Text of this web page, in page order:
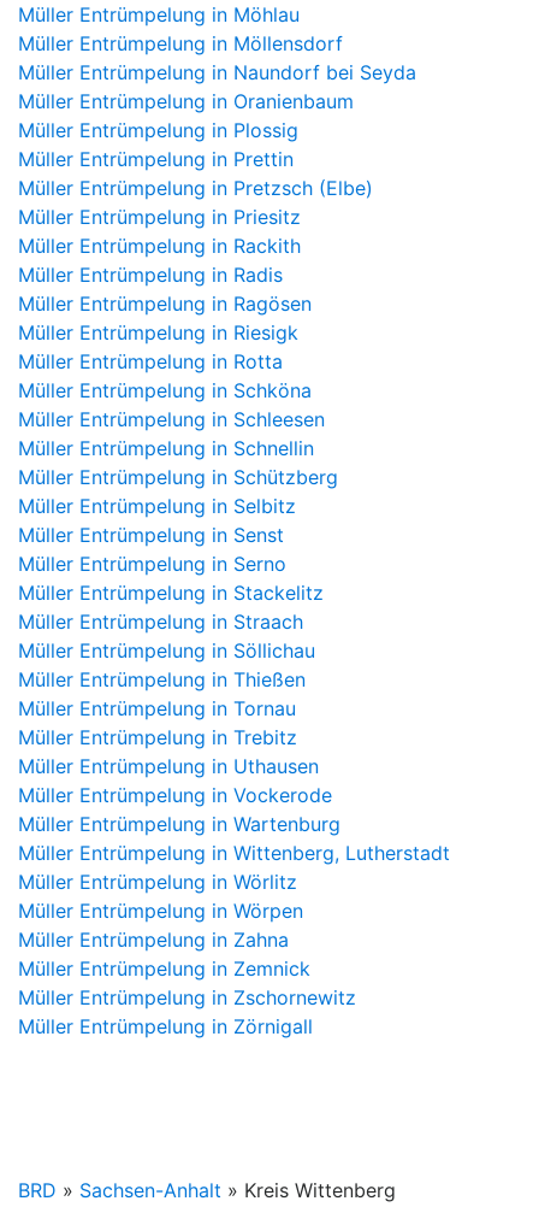
Müller Entrümpelung in Möhlau
Müller Entrümpelung in Möllensdorf
Müller Entrümpelung in Naundorf bei Seyda
Müller Entrümpelung in Oranienbaum
Müller Entrümpelung in Plossig
Müller Entrümpelung in Prettin
Müller Entrümpelung in Pretzsch (Elbe)
Müller Entrümpelung in Priesitz
Müller Entrümpelung in Rackith
Müller Entrümpelung in Radis
Müller Entrümpelung in Ragösen
Müller Entrümpelung in Riesigk
Müller Entrümpelung in Rotta
Müller Entrümpelung in Schköna
Müller Entrümpelung in Schleesen
Müller Entrümpelung in Schnellin
Müller Entrümpelung in Schützberg
Müller Entrümpelung in Selbitz
Müller Entrümpelung in Senst
Müller Entrümpelung in Serno
Müller Entrümpelung in Stackelitz
Müller Entrümpelung in Straach
Müller Entrümpelung in Söllichau
Müller Entrümpelung in Thießen
Müller Entrümpelung in Tornau
Müller Entrümpelung in Trebitz
Müller Entrümpelung in Uthausen
Müller Entrümpelung in Vockerode
Müller Entrümpelung in Wartenburg
Müller Entrümpelung in Wittenberg, Lutherstadt
Müller Entrümpelung in Wörlitz
Müller Entrümpelung in Wörpen
Müller Entrümpelung in Zahna
Müller Entrümpelung in Zemnick
Müller Entrümpelung in Zschornewitz
Müller Entrümpelung in Zörnigall
BRD » Sachsen-Anhalt » Kreis Wittenberg